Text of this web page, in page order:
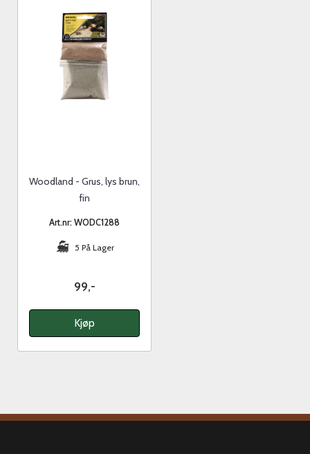
Woodland - Grus, lys brun,
fin
Art.nr: WODC1288
5 På Lager
99,-
Kjøp